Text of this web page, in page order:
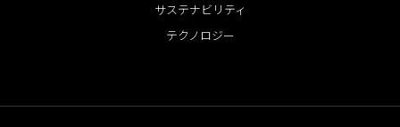
サステナビリティ
テクノロジー